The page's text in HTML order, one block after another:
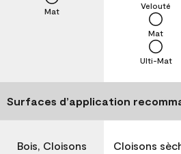
Mat
Ulti-Mat
Mat
Velouté
Surfaces d’application
Bois, Cloisons
Cloisons